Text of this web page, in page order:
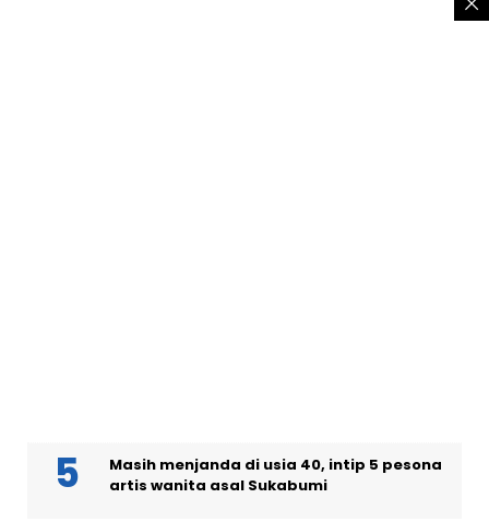
Masih menjanda di usia 40, intip 5 pesona
artis wanita asal Sukabumi